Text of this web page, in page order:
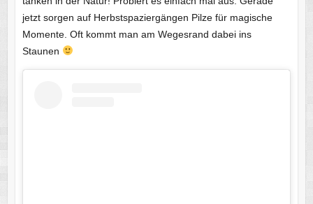
jetzt sorgen auf Herbstspaziergängen Pilze für magische
Momente. Oft kommt man am Wegesrand dabei ins
Staunen